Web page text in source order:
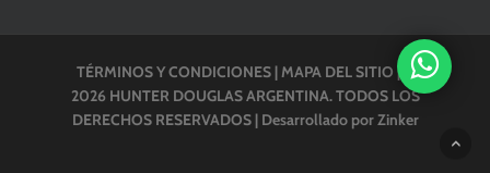
TÉRMINOS Y CONDICIONES|MAPA DEL SITIO | ©
2026 HUNTER DOUGLAS ARGENTINA. TODOS LOS
DERECHOS RESERVADOS | Desarrollado por Zinker